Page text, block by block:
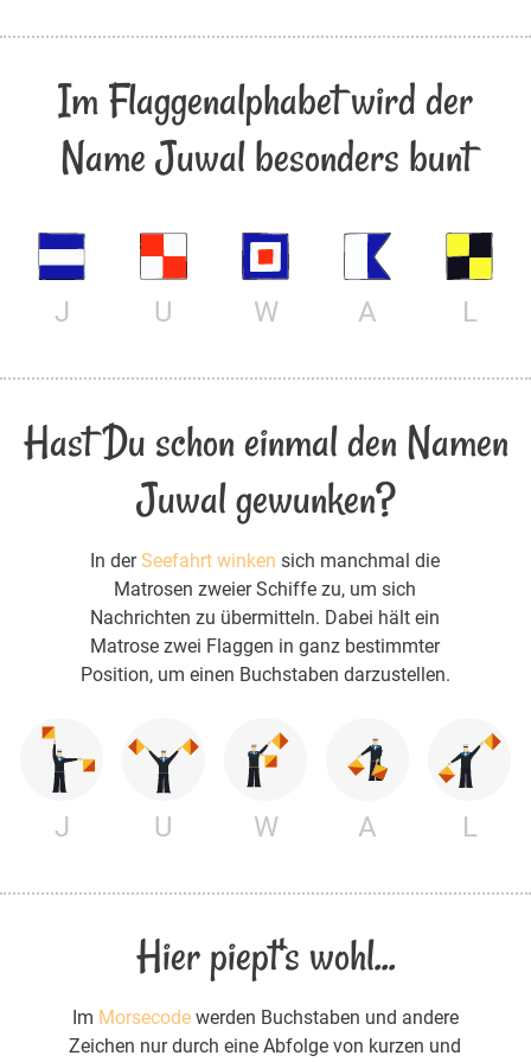
Im Flaggenalphabet wird der
Name Juwal besonders bunt
J U W A L
Hast Du schon einmal den Namen
Juwal gewunken?
In derSeefahrt winken sich manchmal die
Matrosen zweier Schiffe zu, um sich
Nachrichten zu übermitteln. Dabei hält ein
Matrose zwei Flaggen in ganz bestimmter
Position, um einen Buchstaben darzustellen.
J U W A L
Hier piept's wohl...
Im Morsecodewerden Buchstaben und andere
Zeichen nur durch eine Abfolge von kurzen und